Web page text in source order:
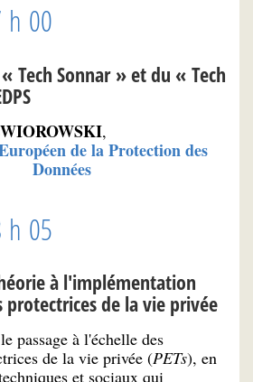
00
Tech Sonnar » et du « Tech
,
de la Protection des
Données
05
à l'implémentation
protectrices de la vie privée
passage à l'échelle des
de la vie privée (PETs), en
et sociaux qui